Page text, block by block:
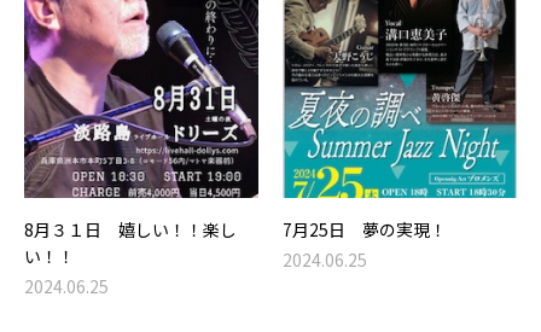
8月３１日 嬉しい！！楽し
い！！
2024.06.25
7月25日 夢の実現！
2024.06.25